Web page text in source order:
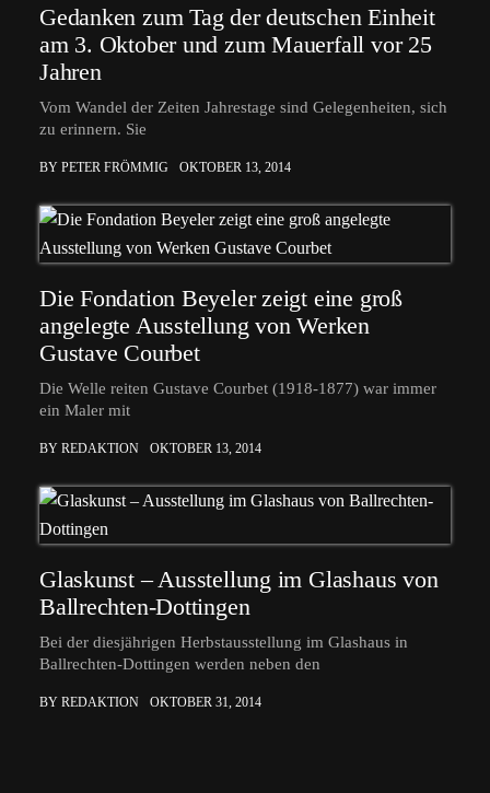
Gedanken zum Tag der deutschen Einheit
am 3. Oktober und zum Mauerfall vor 25
Jahren
Vom Wandel der Zeiten Jahrestage sind Gelegenheiten, sich
zu erinnern. Sie
BY PETER FRÖMMIG OKTOBER 13, 2014
Die Fondation Beyeler zeigt eine groß
angelegte Ausstellung von Werken
Gustave Courbet
Die Welle reiten Gustave Courbet (1918-1877) war immer
ein Maler mit
BY REDAKTION OKTOBER 13, 2014
Glaskunst – Ausstellung im Glashaus von
Ballrechten-Dottingen
Bei der diesjährigen Herbstausstellung im Glashaus in
Ballrechten-Dottingen werden neben den
BY REDAKTION OKTOBER 31, 2014